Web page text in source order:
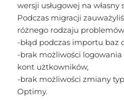
wersji usługowej na
Podczas migracji
różnego rodzaju
-błąd podczas importu baz
-brak możliwości
kont użtkowników,
-brak możliwości zmiany
Optimy.